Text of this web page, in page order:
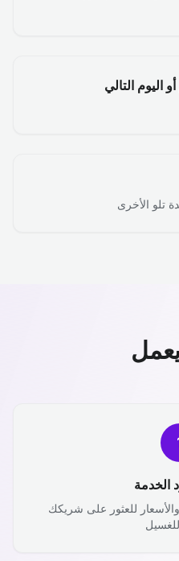
اليوم التالي
تلو الأخرى
الخدمة
للعثور على شريكك